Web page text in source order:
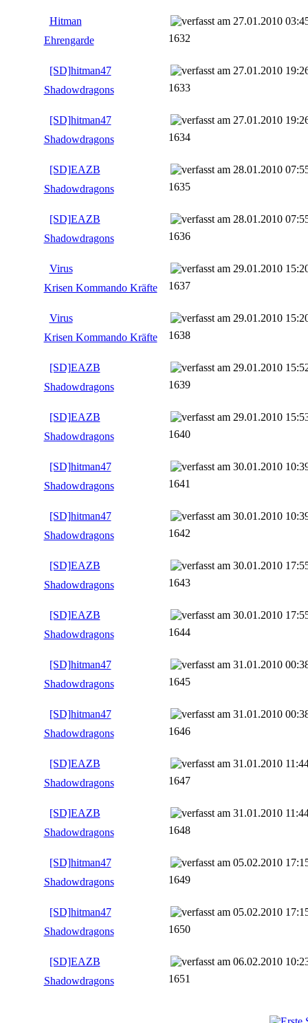
Hitman
27.01.2010
Ehrengarde
1632
[SD]hitman47
27.01.2010
Shadowdragons
1633
[SD]hitman47
27.01.2010
Shadowdragons
1634
[SD]EAZB
28.01.2010
Shadowdragons
1635
[SD]EAZB
28.01.2010
Shadowdragons
1636
Virus
29.01.2010
Krisen Kommando Kräfte
1637
Virus
29.01.2010
Krisen Kommando Kräfte
1638
[SD]EAZB
29.01.2010
Shadowdragons
1639
[SD]EAZB
29.01.2010
Shadowdragons
1640
[SD]hitman47
30.01.2010
Shadowdragons
1641
[SD]hitman47
30.01.2010
Shadowdragons
1642
[SD]EAZB
30.01.2010
Shadowdragons
1643
[SD]EAZB
30.01.2010
Shadowdragons
1644
[SD]hitman47
31.01.2010
Shadowdragons
1645
[SD]hitman47
31.01.2010
Shadowdragons
1646
[SD]EAZB
31.01.2010
Shadowdragons
1647
[SD]EAZB
31.01.2010
Shadowdragons
1648
[SD]hitman47
05.02.2010
Shadowdragons
1649
[SD]hitman47
05.02.2010
Shadowdragons
1650
[SD]EAZB
06.02.2010
Shadowdragons
1651